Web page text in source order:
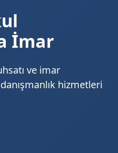
İmar
ve imar
hizmetleri